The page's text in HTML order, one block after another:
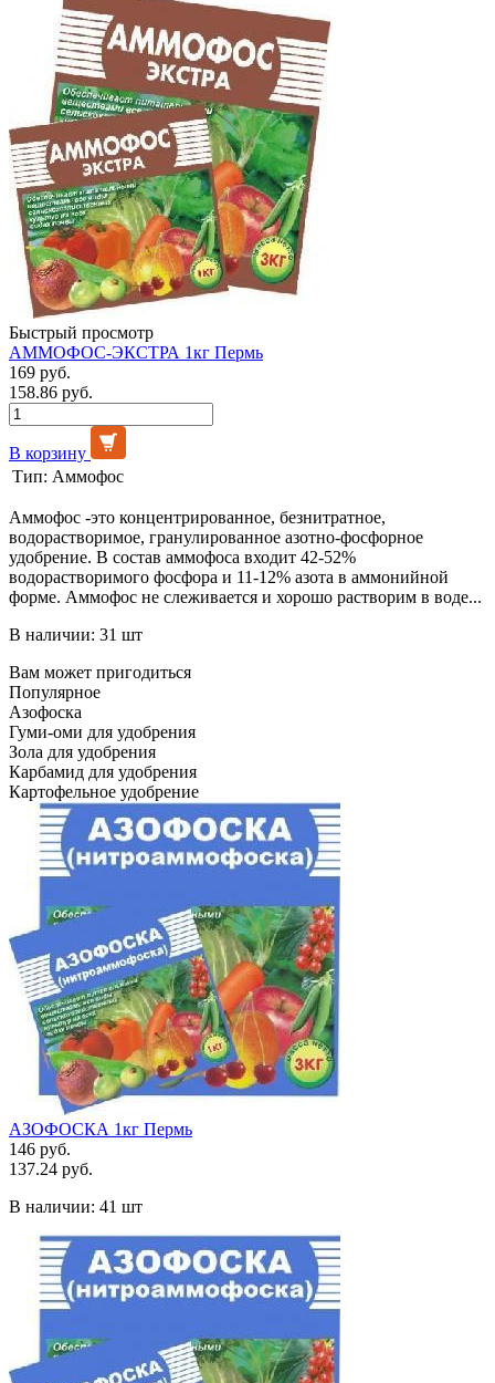
Быстрый просмотр
АММОФОС-ЭКСТРА 1кг Пермь
169 руб.
158.86 руб.
В корзину
Тип: Аммофос
Аммофос -это концентрированное, безнитратное,
водорастворимое, гранулированное азотно-фосфорное
удобрение. В состав аммофоса входит 42-52%
водорастворимого фосфора и 11-12% азота в аммонийной
форме. Аммофос не слеживается и хорошо растворим в воде...
В наличии: 31 шт
Вам может пригодиться
Популярное
Азофоска
Гуми-оми для удобрения
Зола для удобрения
Карбамид для удобрения
Картофельное удобрение
АЗОФОСКА 1кг Пермь
146 руб.
137.24 руб.
В наличии: 41 шт